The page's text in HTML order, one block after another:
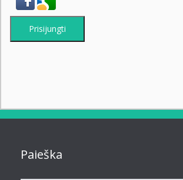
Prisijungti
Paieška